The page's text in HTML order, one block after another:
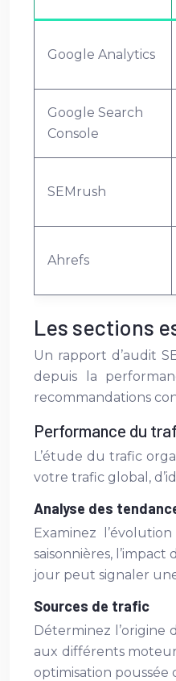
Google Analytics
Google Search
Console
SEMrush
Ahrefs
Les sections
Un rapport d’audit
depuis la
recommandations
Performance du
L’étude du trafic
votre trafic global,
Analyse des
Examinez
saisonnières,
jour peut signaler
Sources de trafic
Déterminez l’origine
aux différents
optimisation poussée